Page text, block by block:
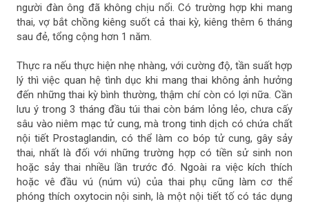
người đàn ông đã không chịu nổi. Có trường hợp khi mang
thai, vợ bắt chồng kiêng suốt cả thai kỳ, kiêng thêm 6 tháng
sau đẻ, tổng cộng hơn 1 năm.
Thực ra nếu thực hiện nhẹ nhàng, với cường độ, tần suất hợp
lý thì việc quan hệ tình dục khi mang thai không ảnh hưởng
đến những thai kỳ bình thường, thậm chí còn có lợi nữa. Cần
lưu ý trong 3 tháng đầu túi thai còn bám lỏng lẻo, chưa cấy
sâu vào niêm mạc tử cung, mà trong tinh dịch có chứa chất
nội tiết Prostaglandin, có thể làm co bóp tử cung, gây sảy
thai, nhất là đối với những trường hợp có tiền sử sinh non
hoặc sảy thai nhiều lần trước đó. Ngoài ra việc kích thích
hoặc vê đầu vú (núm vú) của thai phụ cũng làm cơ thể
phóng thích oxytocin nội sinh, là một nội tiết tố có tác dụng
B
đ
ă
n
g
C
ũ
h
ơ
n